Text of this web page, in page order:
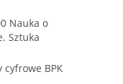
Nauka o
Sztuka
cyfrowe BPK